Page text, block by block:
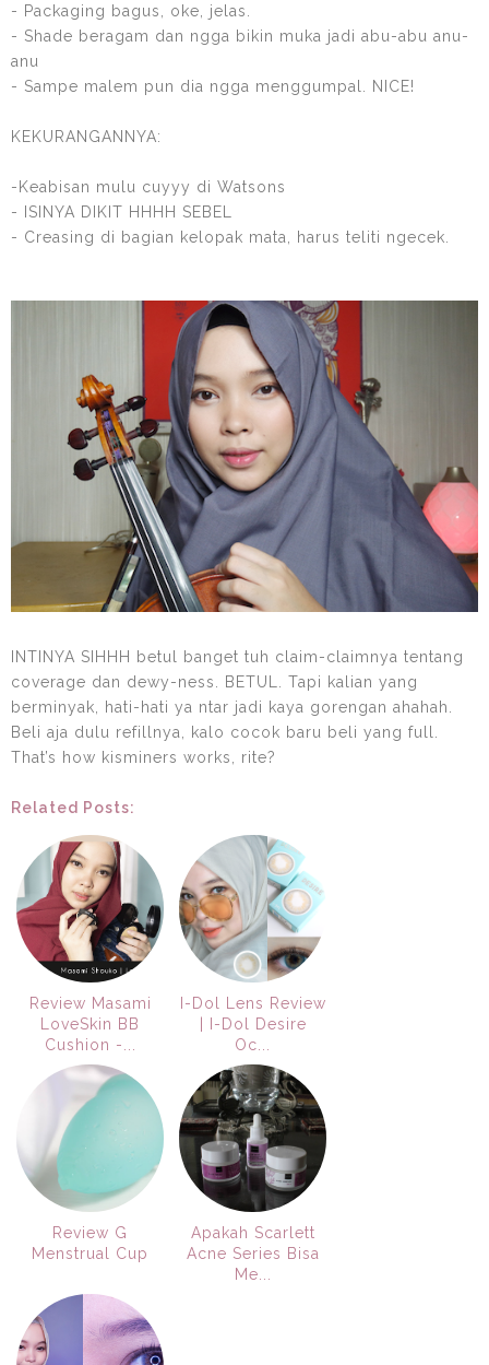
- Packaging bagus, oke, jelas.
- Shade beragam dan ngga bikin muka jadi abu-abu anu-
anu
- Sampe malem pun dia ngga menggumpal. NICE!
KEKURANGANNYA:
-Keabisan mulu cuyyy di Watsons
- ISINYA DIKIT HHHH SEBEL
- Creasing di bagian kelopak mata, harus teliti ngecek.
INTINYA SIHHH betul banget tuh claim-claimnya tentang
coverage dan dewy-ness. BETUL. Tapi kalian yang
berminyak, hati-hati ya ntar jadi kaya gorengan ahahah.
Beli aja dulu refillnya, kalo cocok baru beli yang full.
That’s how kisminers works, rite?
Related Posts:
Review Masami
LoveSkin BB
Cushion -...
I-Dol Lens Review
| I-Dol Desire
Oc...
Review G
Menstrual Cup
Apakah Scarlett
Acne Series Bisa
Me...